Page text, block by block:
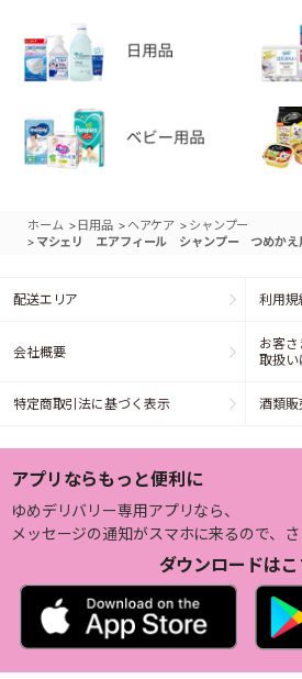
ホーム > 日用品 > ヘアケア > シャンプー
> マシェリ エアフィール シャンプー つめか
配送エリア 利用規
会社概要
お客さ
取扱い
特定商取引法に基づく表示 酒類販
アプリならもっと便利に
ゆめデリバリー専用アプリなら、
メッセージの通知がスマホに来るので、さ
ダウンロードはこ